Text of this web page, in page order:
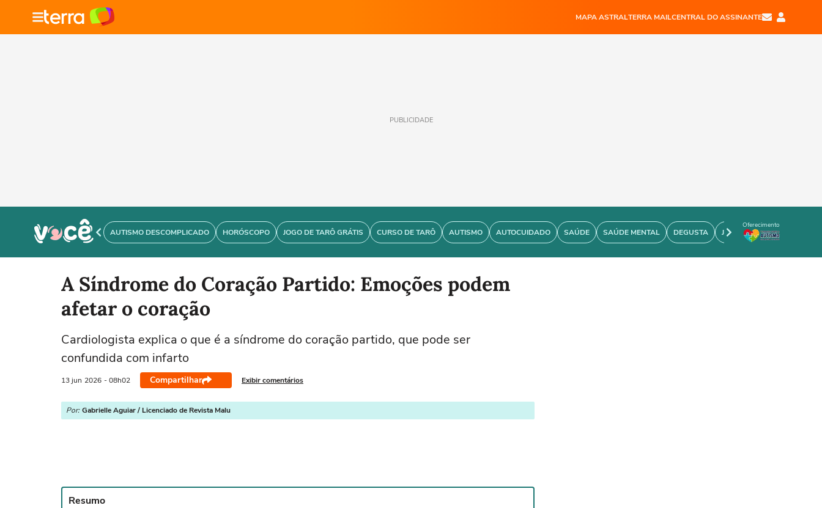
MAPA ASTRALTERRA MAILCENTRAL DO ASSINANTE
PUBLICIDADE
AUTISMO DESCOMPLICADO HORÓSCOPO JOGO DE TARÔ GRÁTIS CURSO DE TARÔ AUTISMO AUTOCUIDADO SAÚDE SAÚDE MENTAL DEGUSTA JOÃO BIDU PERSONARE
Oferecimento
A Síndrome do Coração Partido: Emoções podem
afetar o coração
Cardiologista explica o que é a síndrome do coração partido, que pode ser
confundida com infarto
13 jun 2026 - 08h02 Compartilhar Exibir comentários
Por: Gabrielle Aguiar / Licenciado de Revista Malu
Resumo